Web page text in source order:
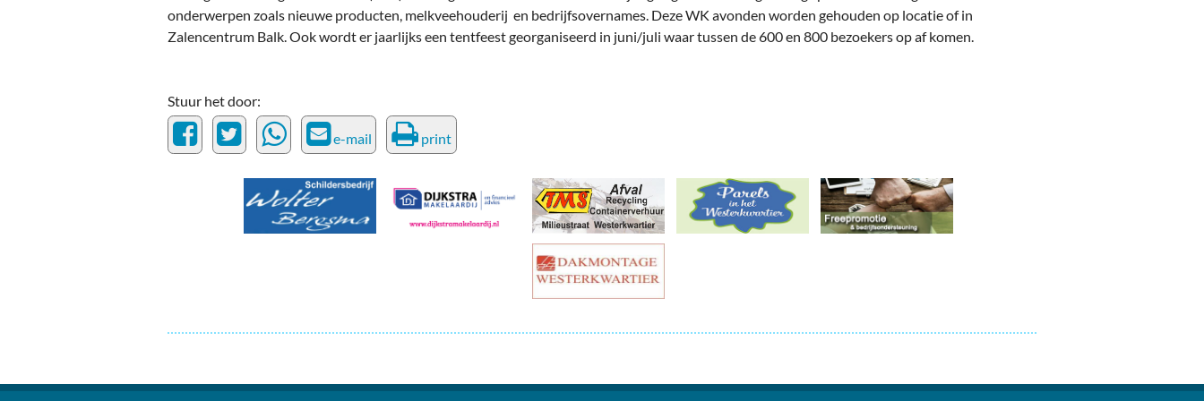
Politieke Partijen On-line bestellen in Zuidhorn
Bedrijventerreinen
Bedrijven in de Regio Zuidhorn
Bedrijven van Vroeger
onderwerpen zoals nieuwe producten, melkveehouderij en bedrijfsovernames. Deze WK avonden worden gehouden op locatie of in
Zalencentrum Balk. Ook wordt er jaarlijks een tentfeest georganiseerd in juni/juli waar tussen de 600 en 800 bezoekers op af komen.
Stuur het door:
e-mail print